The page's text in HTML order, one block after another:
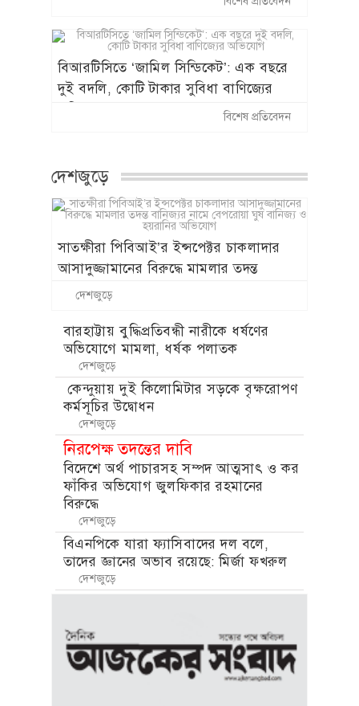
নেতা নবাবগঞ্জ সাবরেজিস্ট্রার নাজমুল
বিআরটিসিতে ‘জামিল সিন্ডিকেট’: এক বছরে
দুই বদলি, কোটি টাকার সুবিধা বাণিজ্যের
বিশেষ প্রতিবেদন
দেশজুড়ে
সাতক্ষীরা পিবিআই’র ইন্সপেক্টর চাকলাদার
আসাদুজ্জামানের বিরুদ্ধে মামলার তদন্ত
বানিজ্যর নামে বেপরোয়া ঘুষ বানিজ্য ও
দেশজুড়ে
বারহাট্টায় বুদ্ধিপ্রতিবন্ধী নারীকে ধর্ষণের
অভিযোগে মামলা, ধর্ষক পলাতক
দেশজুড়ে
কেন্দুয়ায় দুই কিলোমিটার সড়কে বৃক্ষরোপণ
কর্মসূচির উদ্বোধন
দেশজুড়ে
নিরপেক্ষ তদন্তের দাবি
বিদেশে অর্থ পাচারসহ সম্পদ আত্মসাৎ ও কর
ফাঁকির অভিযোগ জুলফিকার রহমানের
বিরুদ্ধে
দেশজুড়ে
বিএনপিকে যারা ফ্যাসিবাদের দল বলে,
তাদের জ্ঞানের অভাব রয়েছে: মির্জা ফখরুল
দেশজুড়ে